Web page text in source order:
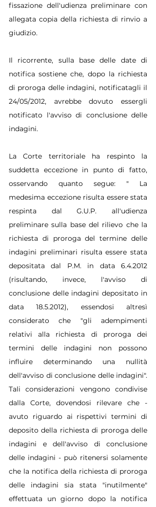
fissazione dell'udienza preliminare con
allegata copia della richiesta di rinvio a
giudizio.
Il ricorrente, sulla base delle date di
notifica sostiene che, dopo la richiesta
di proroga delle indagini, notificatagli il
24/05/2012, avrebbe dovuto essergli
notificato l'avviso di conclusione delle
indagini.
La Corte territoriale ha respinto la
suddetta eccezione in punto di fatto,
osservando quanto segue: " La
medesima eccezione risulta essere stata
respinta dal G.U.P. all'udienza
preliminare sulla base del rilievo che la
richiesta di proroga del termine delle
indagini preliminari risulta essere stata
depositata dal P.M. in data 6.4.2012
(risultando, invece, l'avviso di
conclusione delle indagini depositato in
data 18.5.2012), essendosi altresì
considerato che "gli adempimenti
relativi alla richiesta di proroga dei
termini delle indagini non possono
influire determinando una nullità
dell'avviso di conclusione delle indagini".
Tali considerazioni vengono condivise
dalla Corte, dovendosi rilevare che -
avuto riguardo ai rispettivi termini di
deposito della richiesta di proroga delle
indagini e dell'avviso di conclusione
delle indagini - può ritenersi solamente
che la notifica della richiesta di proroga
delle indagini sia stata "inutilmente"
effettuata un giorno dopo la notifica